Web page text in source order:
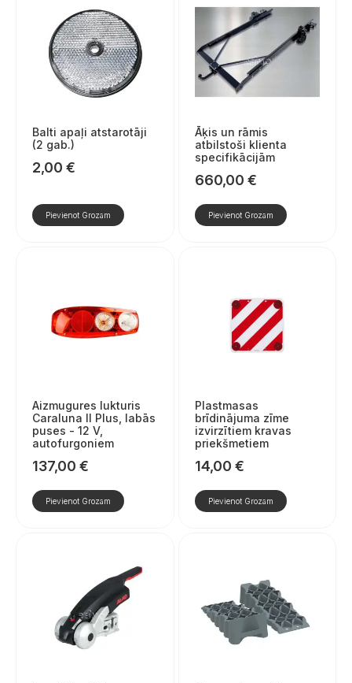
Balti apaļi atstarotāji
(2 gab.)
2,00 €
Pievienot Grozam
Āķis un rāmis
atbilstoši klienta
specifikācijām
660,00 €
Pievienot Grozam
Aizmugures lukturis
Caraluna II Plus, labās
puses - 12 V,
autofurgoniem
137,00 €
Pievienot Grozam
Plastmasas
brīdinājuma zīme
izvirzītiem kravas
priekšmetiem
14,00 €
Pievienot Grozam